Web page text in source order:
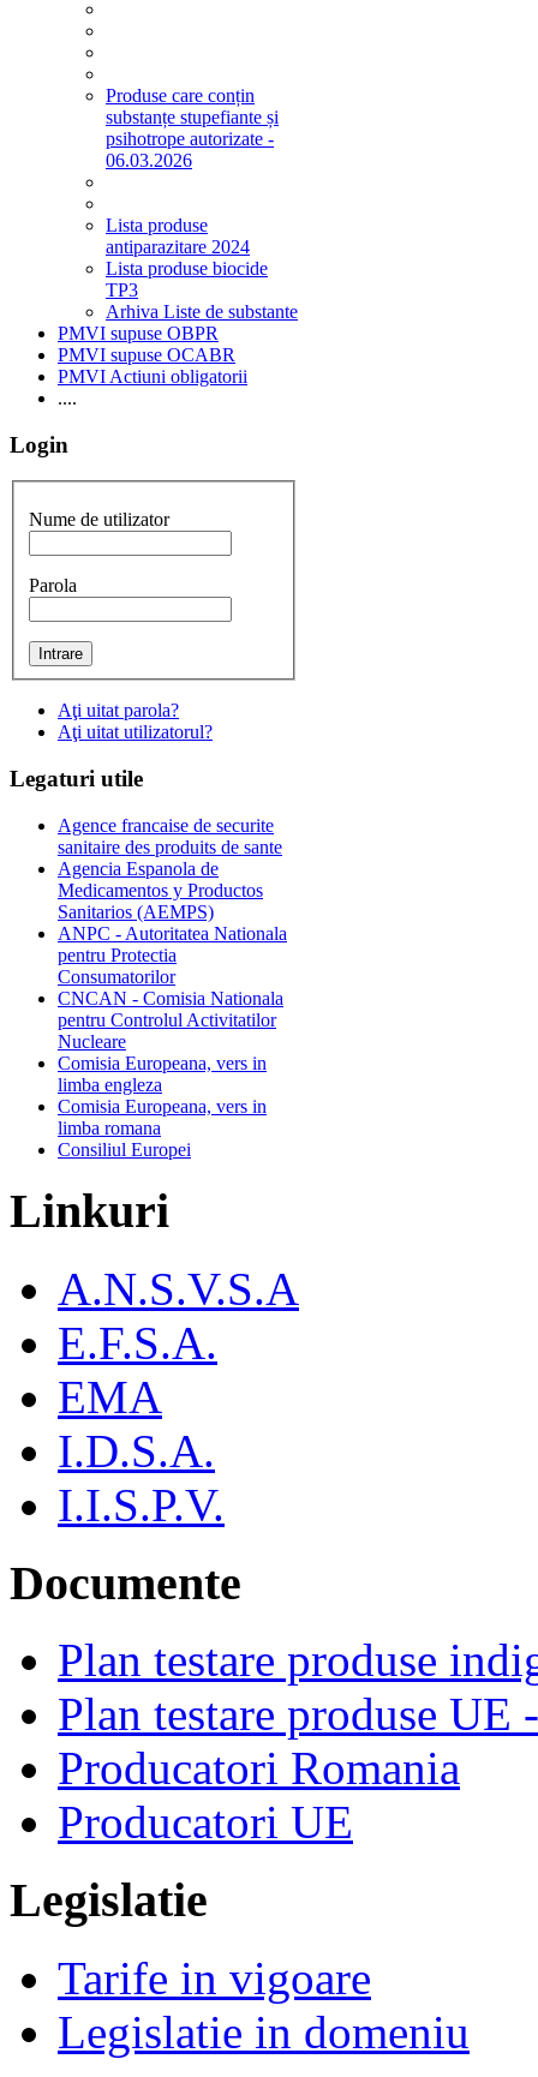
Produse care conțin
substanțe stupefiante și
psihotrope autorizate -
06.03.2026
Lista produse
antiparazitare 2024
Lista produse biocide
TP3
Arhiva Liste de substante
PMVI supuse OBPR
PMVI supuse OCABR
PMVI Actiuni obligatorii
....
Login
Nume de utilizator
Parola
Aţi uitat parola?
Aţi uitat utilizatorul?
Legaturi utile
Agence francaise de securite
sanitaire des produits de sante
Agencia Espanola de
Medicamentos y Productos
Sanitarios (AEMPS)
ANPC - Autoritatea Nationala
pentru Protectia
Consumatorilor
CNCAN - Comisia Nationala
pentru Controlul Activitatilor
Nucleare
Comisia Europeana, vers in
limba engleza
Comisia Europeana, vers in
limba romana
Consiliul Europei
Linkuri
A.N.S.V.S.A
E.F.S.A.
EMA
I.D.S.A.
I.I.S.P.V.
Documente
Plan testare produse
Plan testare produse UE
Producatori Romania
Producatori UE
Legislatie
Tarife in vigoare
Legislatie in domeniu